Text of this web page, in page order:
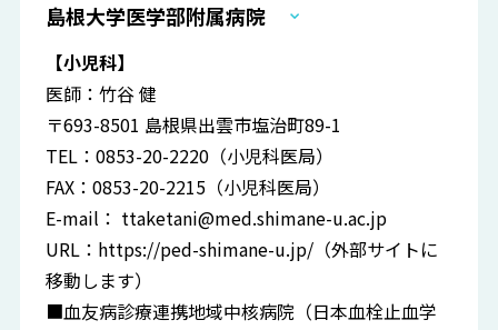
島根大学医学部附属病院
【小児科】
医師：竹谷 健
〒693-8501 島根県出雲市塩治町89-1
TEL：0853-20-2220（小児科医局）
FAX：0853-20-2215（小児科医局）
E-mail： ttaketani@med.shimane-u.ac.jp
URL： https://ped-shimane-u.jp/ （外部サイトに
移動します）
■血友病診療連携地域中核病院（日本血栓止血学